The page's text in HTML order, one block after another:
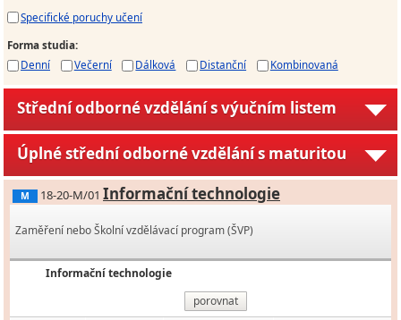
Specifické poruchy učení
Forma studia:
Denní
Večerní Dálková Distanční Kombinovaná
Střední odborné vzdělání s výučním listem
Úplné střední odborné vzdělání s maturitou
M 18-20-M/01 Informační technologie
Zaměření nebo Školní vzdělávací program (ŠVP)
Informační technologie
porovnat